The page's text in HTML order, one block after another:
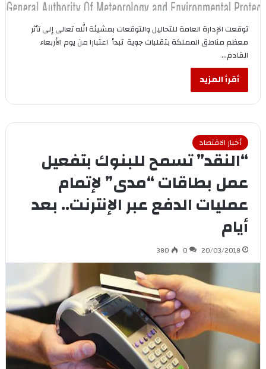
توقعت الإدارة العامة للتحاليل والتوقعات بمشيئة الله تعالى إلى تأثر
معظم مناطق المملكة بتقلبات جوية تبدأ اعتبارا من يوم الأربعاء
القادم…
أقرأ المزيد
أخبار الاقتصاد
“النقد” تسمح للبنوك بتفعيل
عمل بطاقات “مدى” لإتمام
عمليات الدفع عبر الإنترنت.. بعد
أيام
20/03/2018
0
380